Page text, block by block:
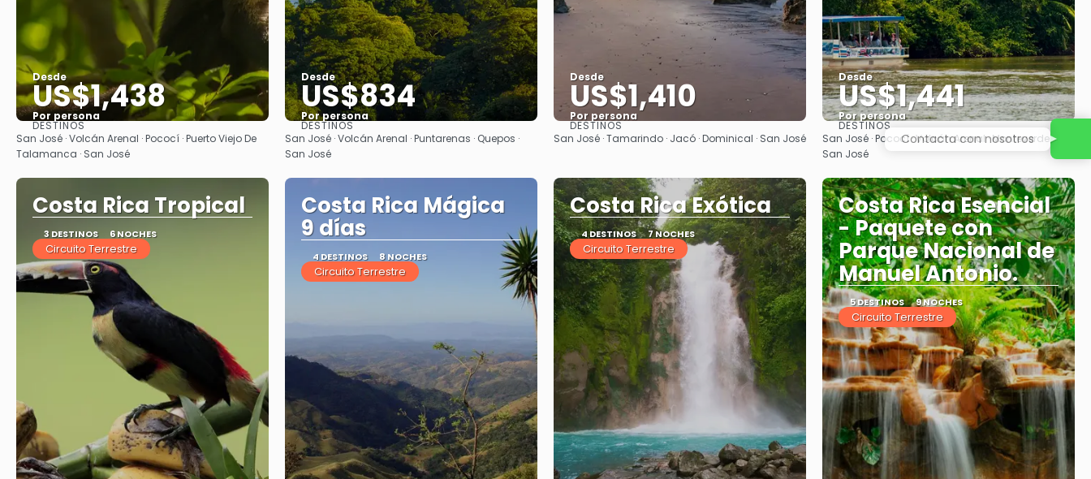
Desde
US$1,438
Por persona
Ver
DESTINOS
San José · Volcán Arenal · Pococí · Puerto Viejo De
Talamanca · San José
Desde
US$834
Por persona
Ver
DESTINOS
San José · Volcán Arenal · Puntarenas · Quepos ·
San José
Desde
US$1,410
Por persona
Ver
DESTINOS
San José · Tamarindo · Jacó · Dominical · San José
Desde
US$1,441
Por persona
Ver
DESTINOS
San José · Pococí · Volcán Arenal · Monteverde ·
San José
Costa Rica Tropical
3 DESTINOS 6 NOCHES
Circuito Terrestre
Costa Rica Mágica
9 días
4 DESTINOS 8 NOCHES
Circuito Terrestre
Costa Rica Exótica
4 DESTINOS 7 NOCHES
Circuito Terrestre
Costa Rica Esencial
- Paquete con
Parque Nacional de
Manuel Antonio.
5 DESTINOS 9 NOCHES
Circuito Terrestre
Contacta con nosotros